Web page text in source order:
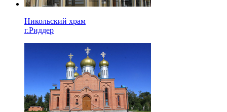
Никольский храм
г.Риддер